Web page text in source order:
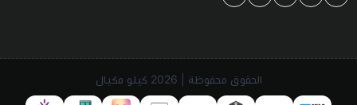
الحقوق محفوظة | 2026 كيلو مكيال